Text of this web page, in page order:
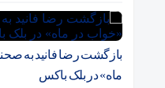
بازگشت رضا فانید به
ماه» در بلک باکس